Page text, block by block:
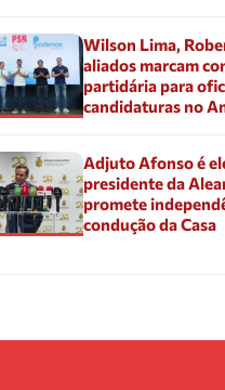
Wilson Lima,
aliados marcam
partidária para
candidaturas no
Adjuto Afonso é
presidente da
promete
condução da Casa